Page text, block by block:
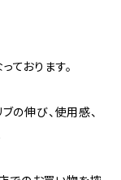
ております。
の伸び、使用感、